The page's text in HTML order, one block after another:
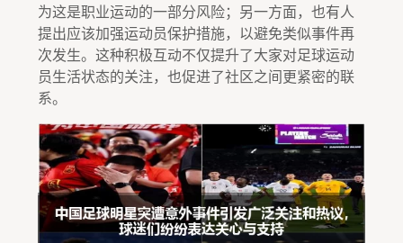
为这是职业运动的一部分风险；另一方面，也有人
提出应该加强运动员保护措施，以避免类似事件再
次发生。这种积极互动不仅提升了大家对足球运动
员生活状态的关注，也促进了社区之间更紧密的联
系。